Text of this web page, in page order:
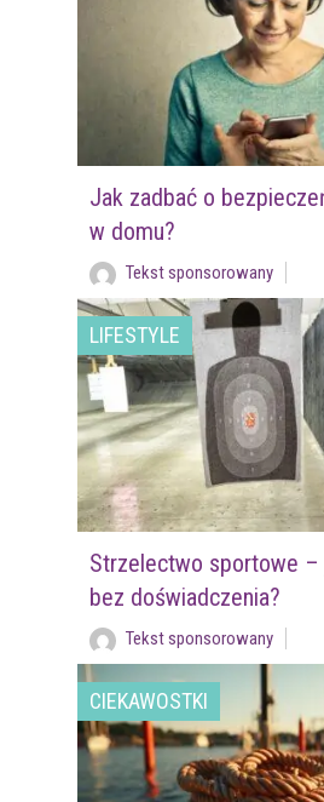
Jak zadbać o
w domu?
Tekst sponsorowany
LIFESTYLE
Strzelectwo sportowe –
bez doświadczenia?
Tekst sponsorowany
CIEKAWOSTKI